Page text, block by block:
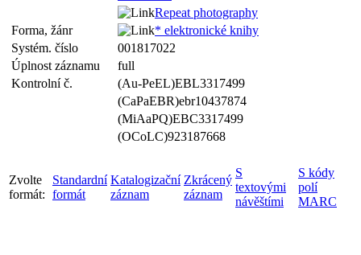
Repeat photography
Forma, žánr
* elektronické knihy
Systém. číslo
001817022
Úplnost záznamu
full
Kontrolní č.
(Au-PeEL)EBL3317499
(CaPaEBR)ebr10437874
(MiAaPQ)EBC3317499
(OCoLC)923187668
Zvolte
formát:
Standardní
formát
Katalogizační
záznam
Zkrácený
záznam
S
textovými
návěštími
S kódy
polí
MARC